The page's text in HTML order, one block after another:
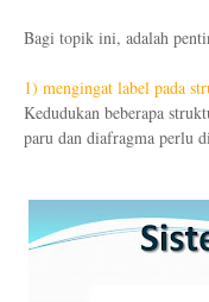
Bagi topik ini, adalah
1) mengingat label pada
Kedudukan beberapa
paru dan diafragma perlu